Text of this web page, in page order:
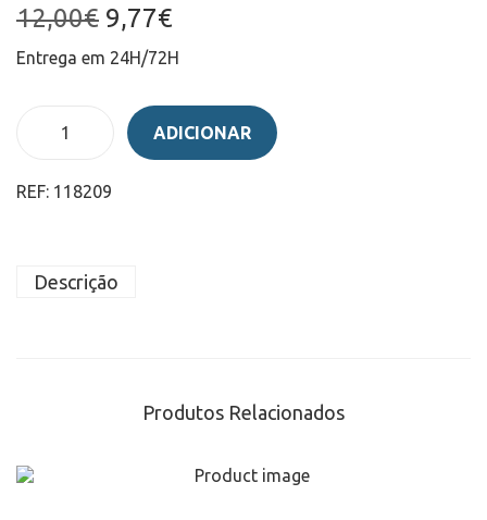
12,00€ 9,77€
Entrega em 24H/72H
ADICIONAR
REF: 118209
Descrição
Produtos Relacionados